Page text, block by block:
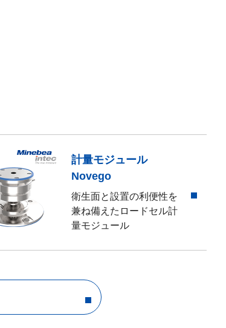
計量モジュール
Novego
衛生面と設置の利便性を
兼ね備えたロードセル計
量モジュール